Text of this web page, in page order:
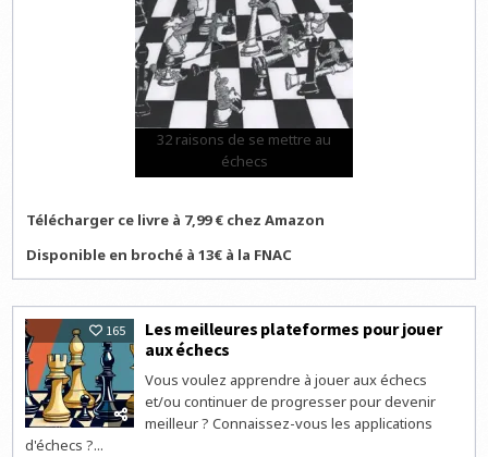
32 raisons de se mettre au
échecs
Télécharger ce livre à 7,99 € chez Amazon
Disponible en broché à 13€ à la FNAC
165
Les meilleures plateformes pour jouer
aux échecs
Vous voulez apprendre à jouer aux échecs
et/ou continuer de progresser pour devenir
meilleur ? Connaissez-vous les applications
d'échecs ?...